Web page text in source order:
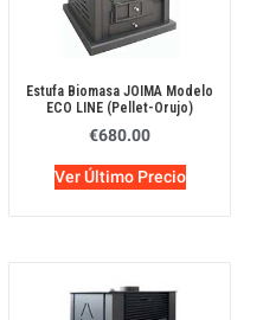
Estufa Biomasa JOIMA Modelo
ECO LINE (Pellet-Orujo)
€680.00
Ver Último Precio